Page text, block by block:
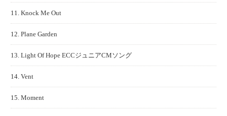
11. Knock Me Out
12. Plane Garden
13. Light Of Hope ECCジュニアCMソング
14. Vent
15. Moment